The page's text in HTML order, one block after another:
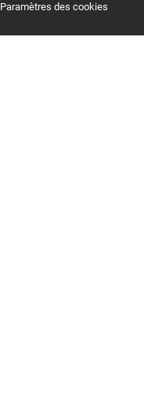
Paramètres des cookies